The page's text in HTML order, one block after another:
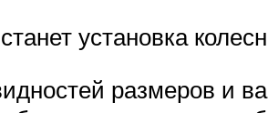
установка
размеров и